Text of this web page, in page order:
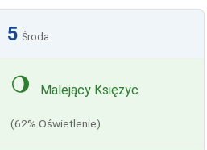
5 Środa
🌖 Malejący Księżyc
(62% Oświetlenie)